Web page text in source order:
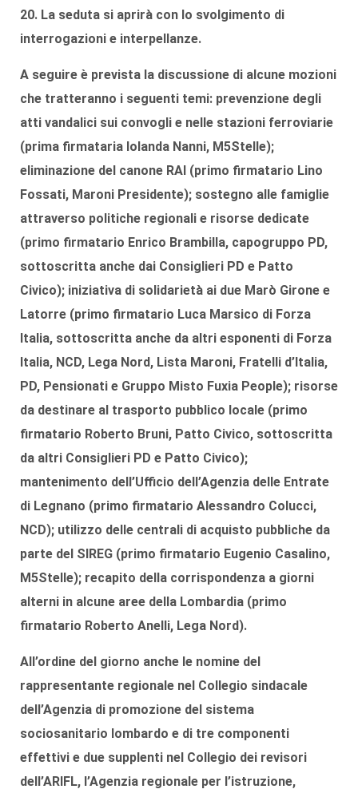
20. La seduta si aprirà con lo svolgimento di
interrogazioni e interpellanze.
A seguire è prevista la discussione di alcune mozioni
che tratteranno i seguenti temi: prevenzione degli
atti vandalici sui convogli e nelle stazioni ferroviarie
(prima firmataria Iolanda Nanni, M5Stelle);
eliminazione del canone RAI (primo firmatario Lino
Fossati, Maroni Presidente); sostegno alle famiglie
attraverso politiche regionali e risorse dedicate
(primo firmatario Enrico Brambilla, capogruppo PD,
sottoscritta anche dai Consiglieri PD e Patto
Civico); iniziativa di solidarietà ai due Marò Girone e
Latorre (primo firmatario Luca Marsico di Forza
Italia, sottoscritta anche da altri esponenti di Forza
Italia, NCD, Lega Nord, Lista Maroni, Fratelli d’Italia,
PD, Pensionati e Gruppo Misto Fuxia People); risorse
da destinare al trasporto pubblico locale (primo
firmatario Roberto Bruni, Patto Civico, sottoscritta
da altri Consiglieri PD e Patto Civico);
mantenimento dell’Ufficio dell’Agenzia delle Entrate
di Legnano (primo firmatario Alessandro Colucci,
NCD); utilizzo delle centrali di acquisto pubbliche da
parte del SIREG (primo firmatario Eugenio Casalino,
M5Stelle); recapito della corrispondenza a giorni
alterni in alcune aree della Lombardia (primo
firmatario Roberto Anelli, Lega Nord).
All’ordine del giorno anche le nomine del
rappresentante regionale nel Collegio sindacale
dell’Agenzia di promozione del sistema
sociosanitario lombardo e di tre componenti
effettivi e due supplenti nel Collegio dei revisori
dell’ARIFL, l’Agenzia regionale per l’istruzione,